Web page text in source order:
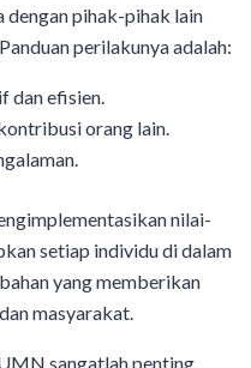
pihak-pihak lain
perilakunya adalah:
dan efisien.
orang lain.
nilai-
setiap individu di dalam
yang memberikan
masyarakat.
sangatlah penting